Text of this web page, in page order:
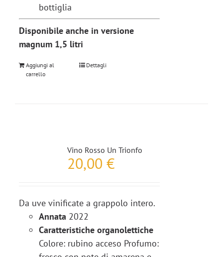
bottiglia
Disponibile anche in versione
magnum 1,5 litri
Aggiungi al
carrello
Dettagli
Vino Rosso Un Trionfo
20,00 €
Da uve vinificate a grappolo intero.
Annata 2022
Caratteristiche organolettiche
Colore: rubino acceso Profumo: